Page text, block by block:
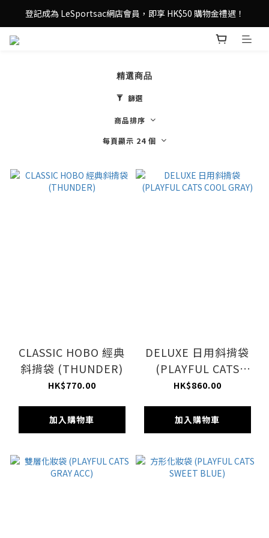
登記成為 LeSportsac網店會員，即享 HK$50 購物金禮遇！
登記成為 LeSportsac網店會員，即享 HK$50 購物金禮遇！
滿 $800尊享港澳免費送貨，購物從此更輕鬆自在！
精選商品
篩選
商品排序
每頁顯示 24 個
CLASSIC HOBO 經典
斜揹袋 (THUNDER)
HK$770.00
加入購物車
DELUXE 日用斜揹袋
(PLAYFUL CATS
COOL GRAY)
HK$860.00
加入購物車